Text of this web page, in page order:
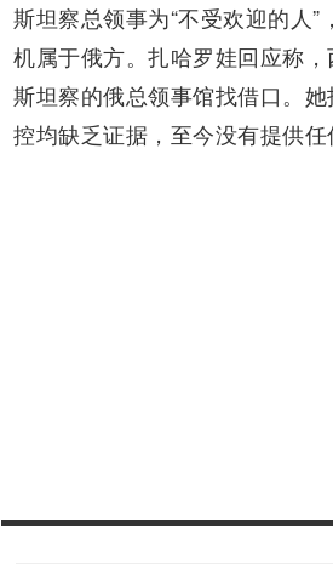
斯坦察总领事为“不受欢迎的人
机属于俄方。扎哈罗娃回应称
斯坦察的俄总领事馆找借口。
控均缺乏证据，至今没有提供任